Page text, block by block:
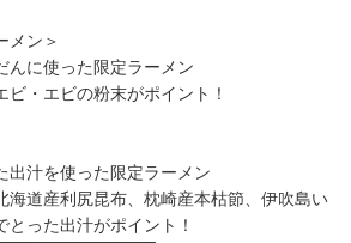
メン＞
んに使った限定ラーメン
・エビの粉末がポイント！
出汁を使った限定ラーメン
海道産利尻昆布、枕崎産本枯節、伊吹島い
った出汁がポイント！